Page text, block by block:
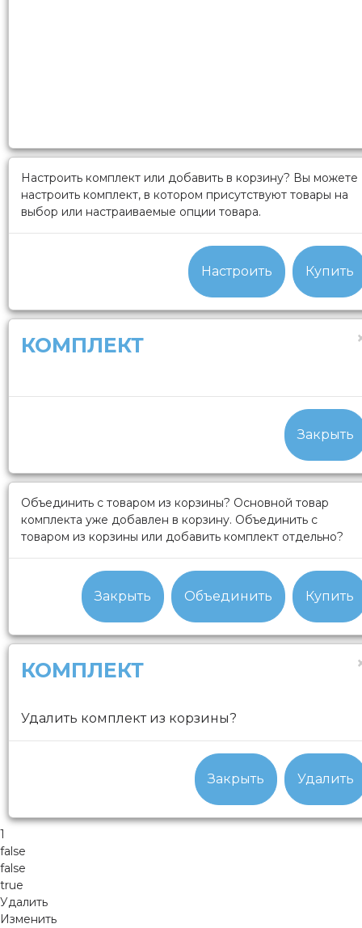
Настроить комплект или добавить в корзину? Вы можете
настроить комплект, в котором присутствуют товары на
выбор или настраиваемые опции товара.
Настроить Купить
КОМПЛЕКТ
Закрыть
Объединить с товаром из корзины? Основной товар
комплекта уже добавлен в корзину. Объединить с
товаром из корзины или добавить комплект отдельно?
Закрыть Объединить Купить
КОМПЛЕКТ
Удалить комплект из корзины?
Закрыть Удалить
1
false
false
true
Удалить
Изменить